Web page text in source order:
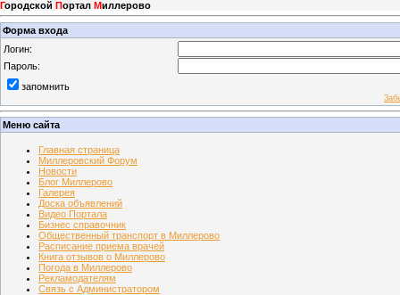
Городской Портал Миллерово
Форма входа
Логин:
Пароль:
запомнить
Меню сайта
Главная страница
Миллеровский Форум
Новости
Блог Миллерово
Галерея
Доска объявлений
Видео Портала
Бизнес справочник
Общественный транспорт в Миллерово
Расписание приема врачей
Книга отзывов о Миллерово
Погода в Миллерово
Рекламодателям
Связь с Администратором